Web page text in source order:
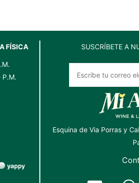
FÍSICA
P.M.
SUSCRÍBETE A
Esquina de Via Porras y